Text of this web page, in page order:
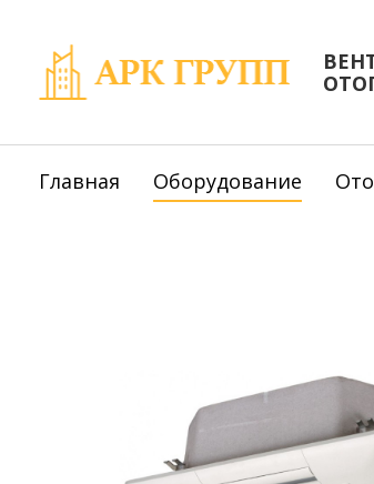
Главная Оборудование